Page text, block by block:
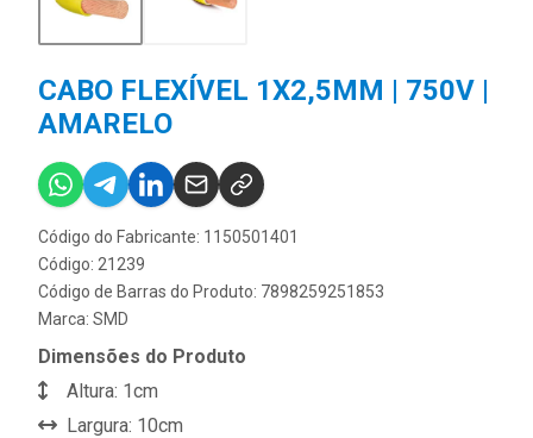
CABO FLEXÍVEL 1X2,5MM | 750V |
AMARELO
Código do Fabricante: 1150501401
Código: 21239
Código de Barras do Produto: 7898259251853
Marca: SMD
Dimensões do Produto
Altura: 1cm
Largura: 10cm